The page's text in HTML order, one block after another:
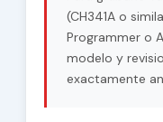
(CH341A o
Programmer o
modelo y
exactamente